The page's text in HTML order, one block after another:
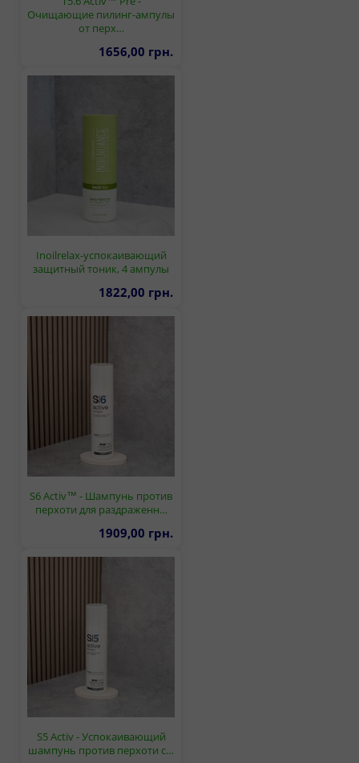
Очищающие пилинг-ампулы
от перх…
1656,00 грн.
Inoilrelax-успокаивающий
защитный тоник, 4 ампулы
1822,00 грн.
S6 Activ™ - Шампунь против
перхоти для раздраженн…
1909,00 грн.
S5 Activ - Успокаивающий
шампунь против перхоти с…